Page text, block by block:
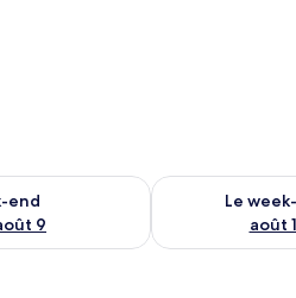
end
9
pour ce week-end août 7 - août
Le
août
Vérifier la